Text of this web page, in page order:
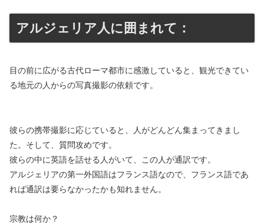
アルジェリア人に囲まれて：
目の前に広がる古代ローマ都市に感激していると、観光できてい
る地元の人からの写真撮影の依頼です。
彼らの携帯撮影に応じていると、人がどんどん集まってきまし
た。そして、質問攻めです。
彼らの中に英語を話せる人がいて、この人が通訳です。
アルジェリアの第一外国語はフランス語なので、フランス語であ
れば通訳は要らなかったかも知れません。
宗教は何か？